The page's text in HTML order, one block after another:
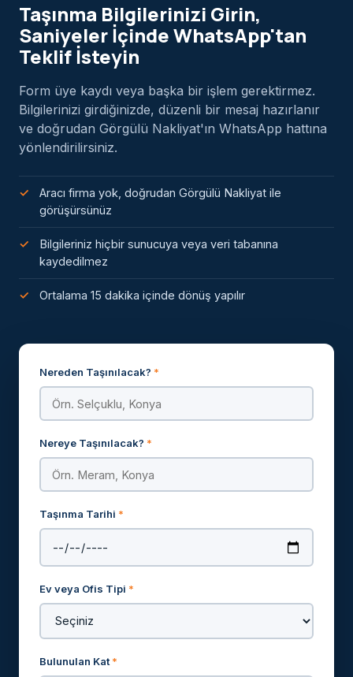
Taşınma Bilgilerinizi Girin,
Saniyeler İçinde WhatsApp'tan
Teklif İsteyin
Form üye kaydı veya başka bir işlem gerektirmez.
Bilgilerinizi girdiğinizde, düzenli bir mesaj hazırlanır
ve doğrudan Görgülü Nakliyat'ın WhatsApp hattına
yönlendirilirsiniz.
Aracı firma yok, doğrudan Görgülü Nakliyat ile
görüşürsünüz
Bilgileriniz hiçbir sunucuya veya veri tabanına
kaydedilmez
Ortalama 15 dakika içinde dönüş yapılır
Nereden Taşınılacak? *
Nereye Taşınılacak? *
Taşınma Tarihi *
Ev veya Ofis Tipi *
Bulunulan Kat *